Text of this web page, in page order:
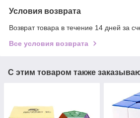
Условия возврата
Возврат товара в течение 14 дней за
Все условия возврата
С этим товаром также